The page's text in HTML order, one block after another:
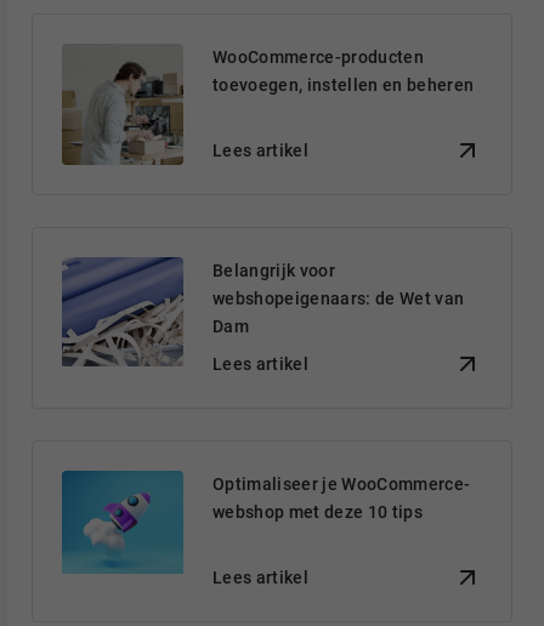
WooCommerce-producten
toevoegen, instellen en beheren
Lees artikel
Belangrijk voor
webshopeigenaars: de Wet van
Dam
Lees artikel
Optimaliseer je WooCommerce-
webshop met deze 10 tips
Lees artikel